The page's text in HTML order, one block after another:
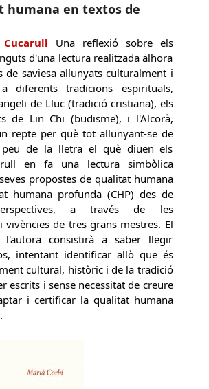
humana en textos de
Una reflexió sobre els
d'una lectura realitzada alhora
de saviesa allunyats culturalment i
diferents tradicions espirituals,
de Lluc (tradició cristiana), els
de Lin Chi (budisme), i l'Alcorà,
repte per què tot allunyant-se de
peu de la lletra el què diuen els
en fa una lectura simbòlica
propostes de qualitat humana
humana profunda (CHP) des de
a través de les
vivències de tres grans mestres. El
consistirà a saber llegir
intentant identificar allò que és
cultural, històric i de la tradició
escrits i sense necessitat de creure
i certificar la qualitat humana